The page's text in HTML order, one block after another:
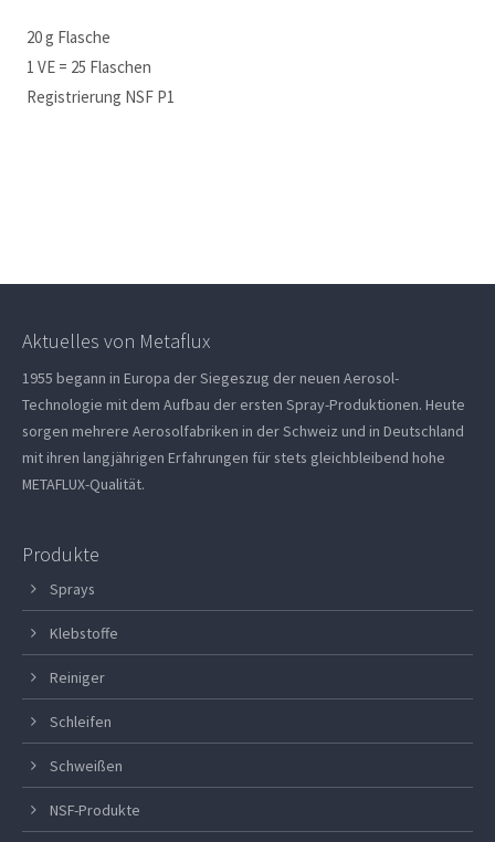
20 g Flasche
1 VE = 25 Flaschen
Registrierung NSF P1
Aktuelles von Metaflux
1955 begann in Europa der Siegeszug der neuen Aerosol-
Technologie mit dem Aufbau der ersten Spray-Produktionen. Heute
sorgen mehrere Aerosolfabriken in der Schweiz und in Deutschland
mit ihren langjährigen Erfahrungen für stets gleichbleibend hohe
METAFLUX-Qualität.
Produkte
Sprays
Klebstoffe
Reiniger
Schleifen
Schweißen
NSF-Produkte